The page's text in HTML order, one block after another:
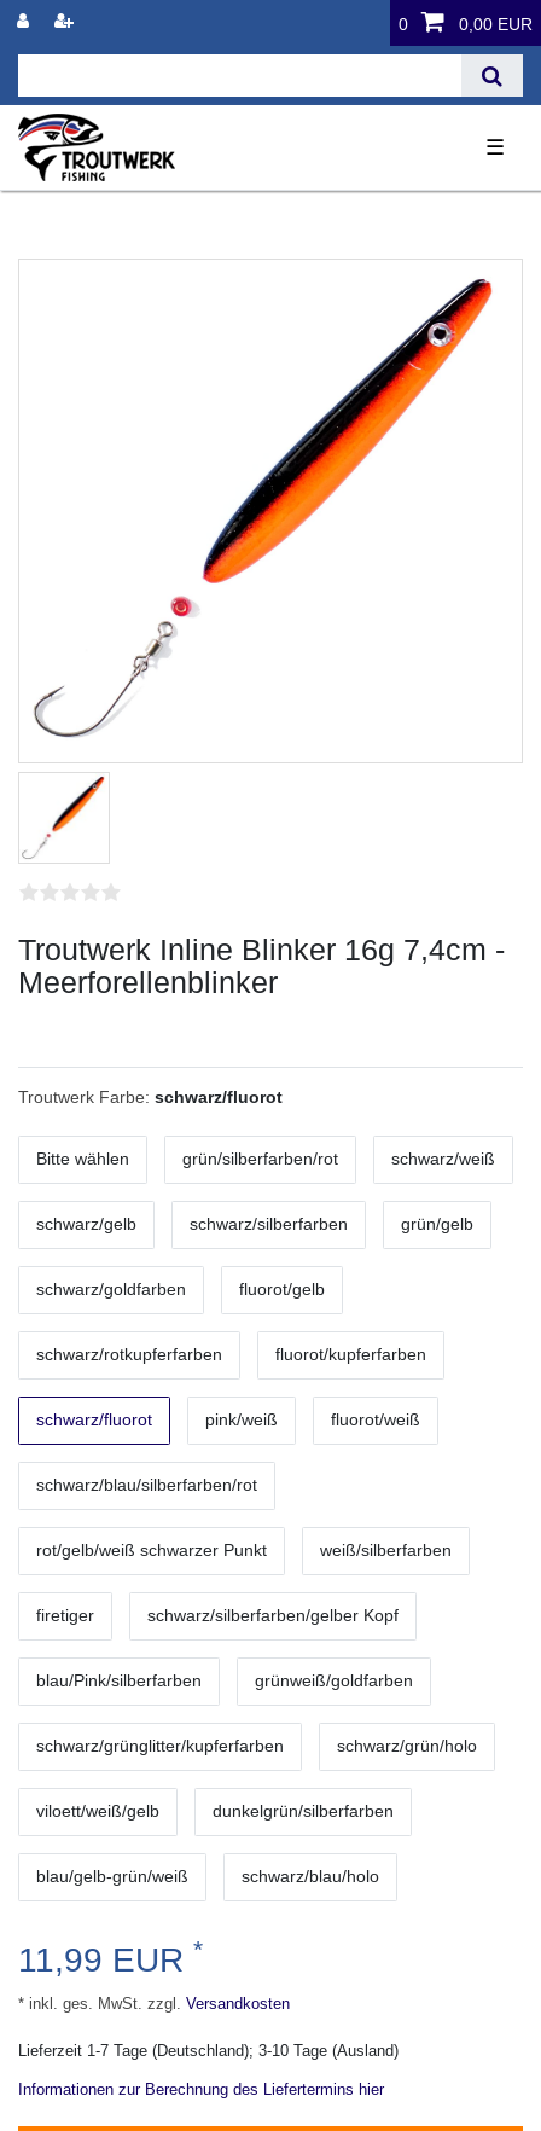
0 0,00 EUR
☰
Troutwerk Inline Blinker 16g 7,4cm -
Meerforellenblinker
Troutwerk Farbe: schwarz/fluorot
Bitte wählen grün/silberfarben/rot schwarz/weiß
schwarz/gelb schwarz/silberfarben grün/gelb
schwarz/goldfarben fluorot/gelb
schwarz/rotkupferfarben fluorot/kupferfarben
schwarz/fluorot pink/weiß fluorot/weiß
schwarz/blau/silberfarben/rot
rot/gelb/weiß schwarzer Punkt weiß/silberfarben
firetiger schwarz/silberfarben/gelber Kopf
blau/Pink/silberfarben grünweiß/goldfarben
schwarz/grünglitter/kupferfarben schwarz/grün/holo
viloett/weiß/gelb dunkelgrün/silberfarben
blau/gelb-grün/weiß schwarz/blau/holo
11,99 EUR *
* inkl. ges. MwSt. zzgl. Versandkosten
Lieferzeit 1-7 Tage (Deutschland); 3-10 Tage (Ausland)
Informationen zur Berechnung des Liefertermins hier